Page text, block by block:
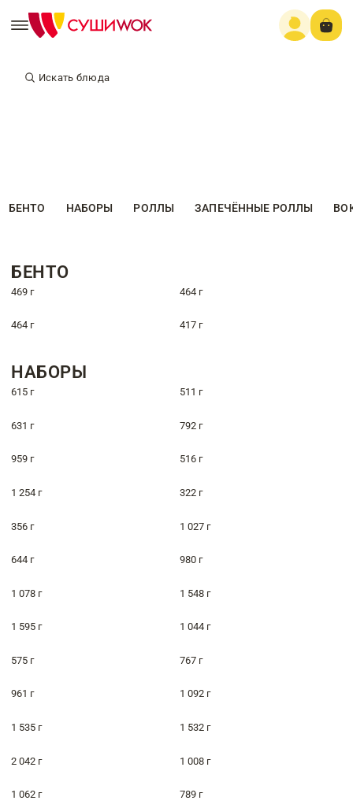
Искать блюда
БЕНТО НАБОРЫ РОЛЛЫ ЗАПЕЧЁННЫЕ РОЛЛЫ
БЕНТО
469 г 464 г
464 г 417 г
НАБОРЫ
615 г 511 г
631 г 792 г
959 г 516 г
1 254 г 322 г
356 г 1 027 г
644 г 980 г
1 078 г 1 548 г
1 595 г 1 044 г
575 г 767 г
961 г 1 092 г
1 535 г 1 532 г
2 042 г 1 008 г
1 062 г 789 г